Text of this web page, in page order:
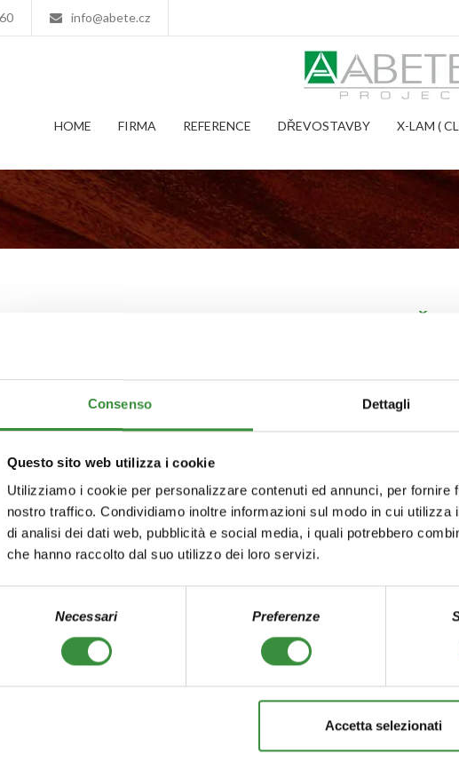
Consenso Dettagli
Questo sito web utilizza i cookie
Utilizziamo i cookie per personalizzare contenuti ed annunci, per
nostro traffico. Condividiamo inoltre informazioni sul modo in cui
di analisi dei dati web, pubblicità e social media, i quali potrebbero
che hanno raccolto dal suo utilizzo dei loro servizi.
Necessari Preferenze
Accetta selezionati
info@abete.cz
HOME FIRMA REFERENCE DŘEVOSTAVBY X-LAM (
PARTNEŘI
Při své
KLH
Pro